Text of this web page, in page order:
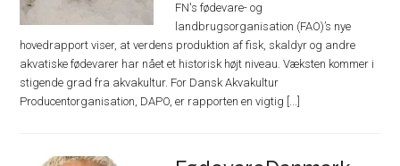
FN's fødevare- og
landbrugsorganisation (FAO)’s nye
hovedrapport viser, at verdens produktion af fisk, skaldyr og andre
akvatiske fødevarer har nået et historisk højt niveau. Væksten kommer i
stigende grad fra akvakultur. For Dansk Akvakultur
Producentorganisation, DAPO, er rapporten en vigtig [...]